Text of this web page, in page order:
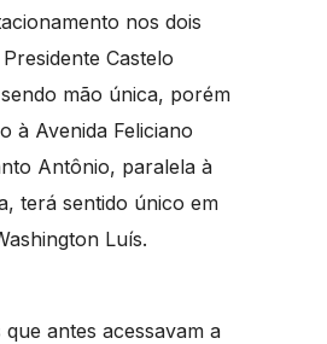
nos dois
Castelo
mão única, porém
à Avenida Feliciano
Antônio, paralela à
terá sentido único em
Luís.
antes acessavam a